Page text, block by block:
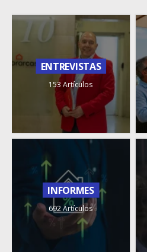
ENTREVISTAS
153 Artículos
INFORMES
692 Artículos